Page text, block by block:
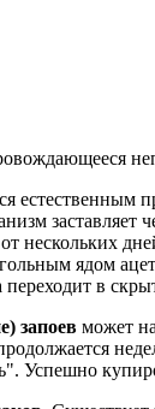
заставляет
нескольких
ядом
переходит в
запоев может
Успешно